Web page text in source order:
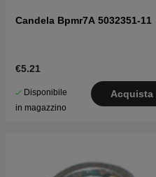
Candela Bpmr7A 5032351-11
€5.21
Disponibile
in magazzino
Acquista